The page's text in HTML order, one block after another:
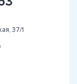
37/1